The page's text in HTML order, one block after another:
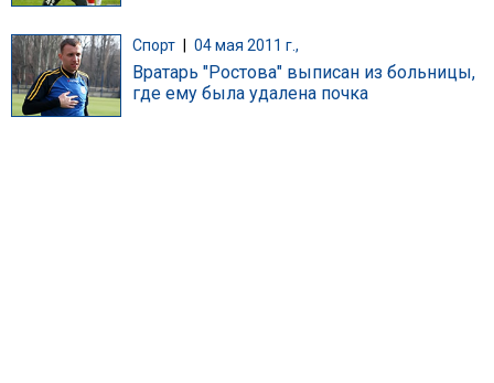
Спорт 04 мая 2011 г.,
Вратарь "Ростова" выписан из больницы,
где ему была удалена почка